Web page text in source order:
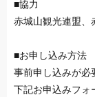
■協力
赤城山観光連盟、
■お申し込み方法
事前申し込みが必
下記お申込みフォ